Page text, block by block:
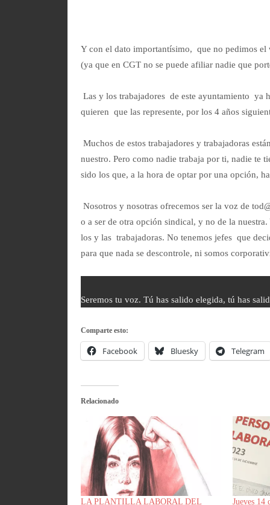
Y con el dato importantísimo, que no pedimos
(ya que en CGT no se puede afiliar nadie que
Las y los trabajadores de este ayuntamiento ya
quieren que las represente, por los 4 años
Muchos de estos trabajadores y trabajadoras
nuestro. Pero como nadie trabaja por ti, nadie te
sido los que, a la hora de optar por una opción,
Nosotros y nosotras ofrecemos ser la voz de
o a ser de otra opción sindical, y no de la
los y las trabajadoras. No tenemos jefes que
para que nada se descontrole, ni somos
Seremos tu voz. Tú has salido elegida, tú has
Comparte esto:
Facebook Bluesky Telegram
Relacionado
LA PLANTILLA LABORAL DEL
Jueves 14